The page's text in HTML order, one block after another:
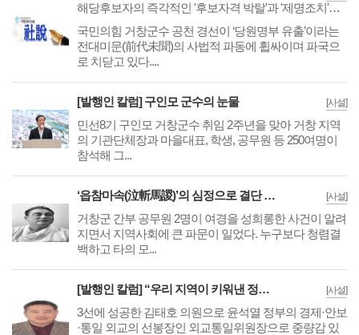
해당후보자의 즉각적인 '후보자격 박탈'과 '제명조치'가 이루어져야
국민의힘 거창군수 공천 경선이 ‘당원명부 유출’이라는
전대미문(前代未聞)의 사법적 파동에 휩싸이며 파국으
로 치닫고 있다....
[사설]
[발행인 칼럼] 구인모 군수의 눈물
민선8기 구인모 거창군수 취임 2주년을 맞아 거창 지역
의 기관단체장과 마을대표, 학생, 공무원 등 250여명이
참석해 그...
[사설]
‘읍참마속(泣斬馬謖)’의 심정으로 결단 내린 구인모 군수의 용기
거창군 간부 공무원 2명이 여경을 성희롱한 사건이 알려
지면서 지역사회에 큰 파문이 일었다. 누구보다 청렴결
백하고 타의 모...
[사설]
[발행인 칼럼] “우리 지역이 키워낸 정치인, 더 크게 써먹어 보자!”
3선에 성공한 김태호 의원으로 윤석열 정부의 경제·안보
·통일 외교의 선봉장인 외교통일위원장으로 중량감 있